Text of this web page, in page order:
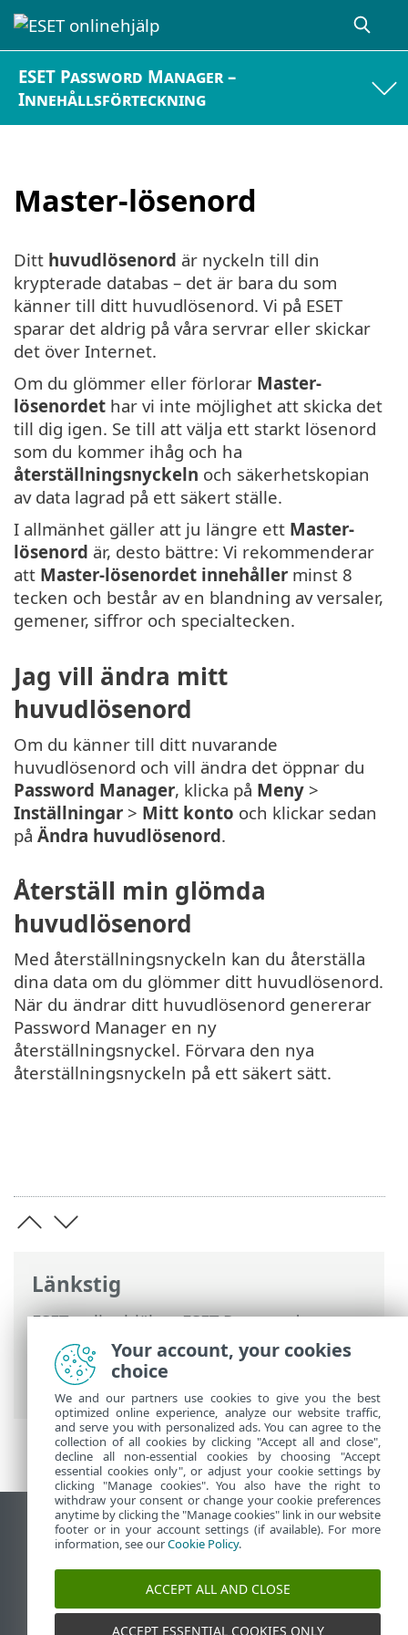
ESET Password Manager –
Innehållsförteckning
Master-lösenord
Länkstig
ESET onlinehjälp>ESET Password
Manager
>Arbeta med ESET Password
Manager
>Inställningar >Mitt konto
Master-lösenord
Ditt huvudlösenord är nyckeln till din
krypterade databas – det är bara du som
känner till ditt huvudlösenord. Vi på ESET
sparar det aldrig på våra servrar eller skickar
det över Internet.
Om du glömmer eller förlorar Master-
lösenordet har vi inte möjlighet att skicka det
till dig igen. Se till att välja ett starkt lösenord
som du kommer ihåg och ha
återställningsnyckeln och säkerhetskopian
av data lagrad på ett säkert ställe.
I allmänhet gäller att ju längre ett Master-
lösenord är, desto bättre: Vi rekommenderar
att Master-lösenordet innehåller minst 8
tecken och består av en blandning av versaler,
gemener, siffror och specialtecken.
Jag vill ändra mitt
huvudlösenord
Om du känner till ditt nuvarande
huvudlösenord och vill ändra det öppnar du
Password Manager, klicka på Meny >
Inställningar > Mitt konto och klickar sedan
på Ändra huvudlösenord.
Återställ min glömda
huvudlösenord
Med återställningsnyckeln kan du återställa
dina data om du glömmer ditt huvudlösenord.
När du ändrar ditt huvudlösenord genererar
Password Manager en ny
återställningsnyckel. Förvara den nya
återställningsnyckeln på ett säkert sätt.
Visa skrivbords-webbplats
End of Life
ESET kunskapsbas
ESET Status Portal
Your account, your cookies
choice
We and our partners use cookies to give you the best
optimized online experience, analyze our website traffic,
and serve you with personalized ads. You can agree to the
collection of all cookies by clicking "Accept all and close",
decline all non-essential cookies by choosing "Accept
essential cookies only", or adjust your cookie settings by
clicking "Manage cookies". You also have the right to
withdraw your consent or change your cookie preferences
anytime by clicking the "Manage cookies" link in our website
footer or in your account settings (if available). For more
information, see ourCookie Policy.
ACCEPT ALL AND CLOSE
ACCEPT ESSENTIAL COOKIES ONLY